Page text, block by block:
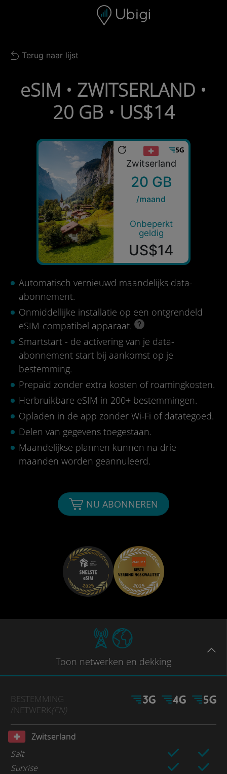
Navigatiebalk Voettekst
Back to list
Terug naar lijst
eSIM • ZWITSERLAND •
20 GB • US$14
Zwitserland
20 GB
/maand
Onbeperkt
geldig
US$14
Automatisch vernieuwd maandelijks data-
abonnement.
Onmiddellijke installatie op een ontgrendeld
eSIM-compatibel apparaat.
Smartstart - de activering van je data-
abonnement start bij aankomst op je
bestemming.
Prepaid zonder extra kosten of roamingkosten.
Herbruikbare eSIM in 200+ bestemmingen.
Opladen in de app zonder Wi-Fi of datategoed.
Delen van gegevens toegestaan.
Maandelijkse plannen kunnen na drie
maanden worden geannuleerd.
NU ABONNEREN
Toon netwerken en dekking
BESTEMMING
/NETWERK(EN)
Zwitserland
Salt
Sunrise